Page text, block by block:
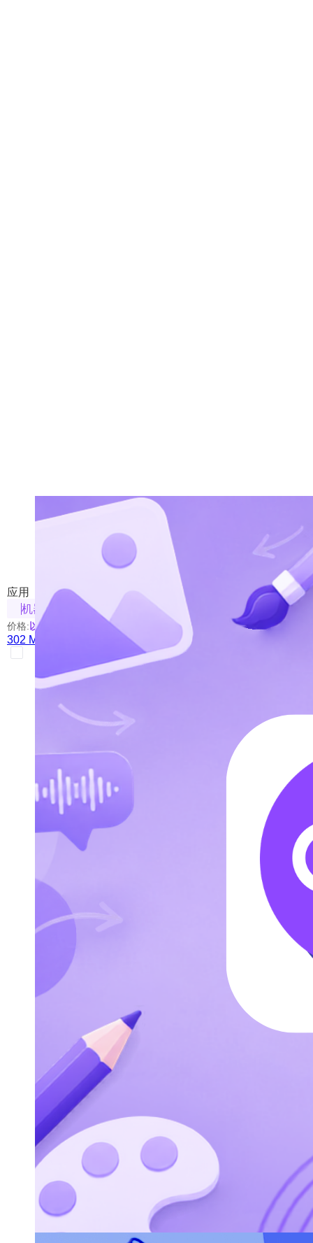
302 Media Studio
302 Media Studio：AI Agent 驱动的多媒体工作台
应用
机器人
价格:以具体使用的模型为准
302 Media Studio